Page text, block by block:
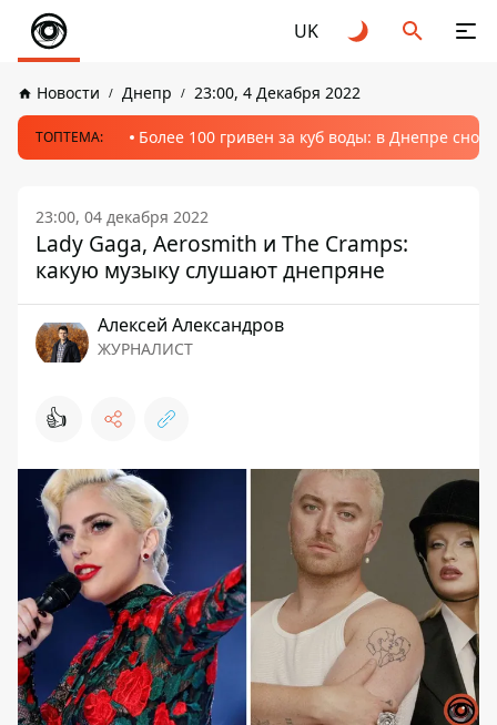
UK
Новости Днепр 23:00, 4 Декабря 2022
ТОПТЕМА: Более 100 гривен за куб воды: в Днепре
23:00, 04 декабря 2022
Lady Gaga, Aerosmith и The Cramps:
какую музыку слушают днепряне
Алексей Александров
ЖУРНАЛИСТ
👍